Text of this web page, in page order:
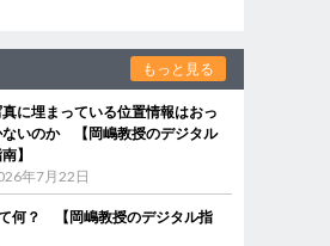
もっと見る
に埋まっている位置情報はおっ
ないのか 【岡嶋教授のデジタル
】
年7月22日
何？ 【岡嶋教授のデジタル指